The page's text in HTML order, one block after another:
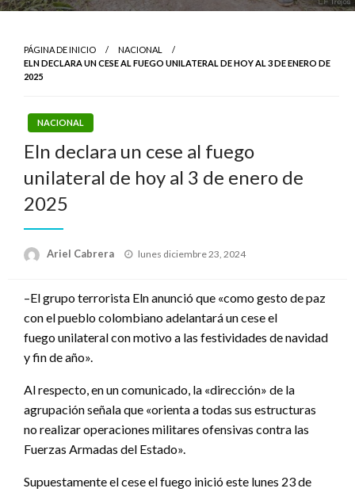
PÁGINA DE INICIO
NACIONAL
ELN DECLARA UN CESE AL FUEGO UNILATERAL DE HOY AL 3 DE ENERO DE
2025
NACIONAL
Eln declara un cese al fuego
unilateral de hoy al 3 de enero de
2025
Ariel Cabrera
Publicado
lunes diciembre 23, 2024
–El grupo terrorista Eln anunció que «como gesto de paz
con el pueblo colombiano adelantará un cese el
fuego unilateral con motivo a las festividades de navidad
y fin de año».
Al respecto, en un comunicado, la «dirección» de la
agrupación señala que «orienta a todas sus estructuras
no realizar operaciones militares ofensivas contra las
Fuerzas Armadas del Estado».
Supuestamente el cese el fuego inició este lunes 23 de